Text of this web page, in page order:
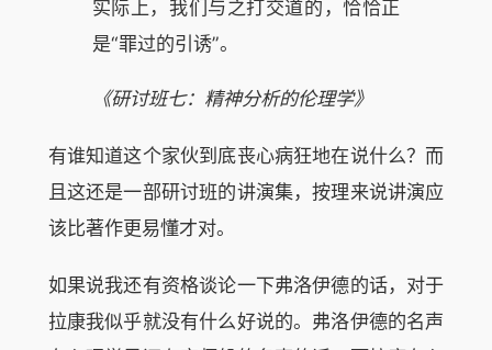
实际上，我们与之打交道的，恰恰正
是“罪过的引诱”。
《研讨班七：精神分析的伦理学》
有谁知道这个家伙到底丧心病狂地在说什么？而
且这还是一部研讨班的讲演集，按理来说讲演应
该比著作更易懂才对。
如果说我还有资格谈论一下弗洛伊德的话，对于
拉康我似乎就没有什么好说的。弗洛伊德的名声